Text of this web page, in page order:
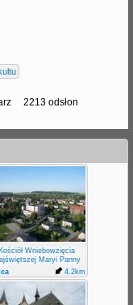
2213 odsłon
Kościół Wniebowzięcia
Maryi Panny
4.2km